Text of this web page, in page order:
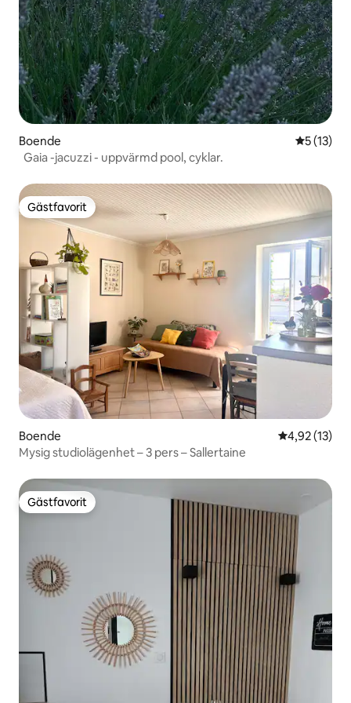
Boende 5 av 5 i
5 (13)
Gaia -jacuzzi - uppvärmd pool, cyklar.
Gästfavorit
Gästfavorit
Boende 4,92 av 5 i
4,92 (13)
Mysig studiolägenhet – 3 pers – Sallertaine
Gästfavorit
Gästfavorit